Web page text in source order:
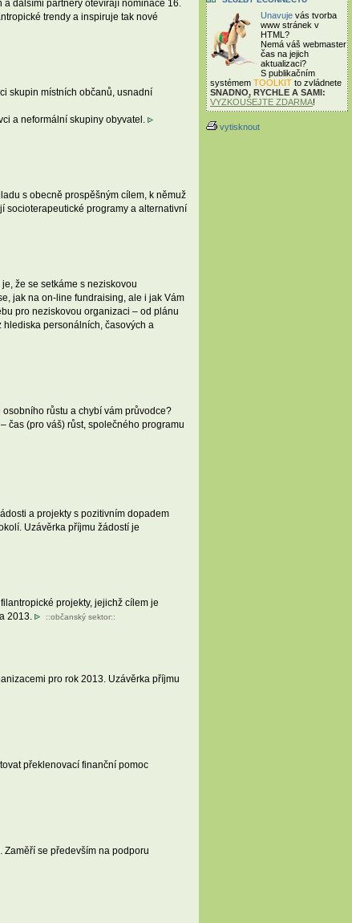
a dalšími partnery otevírají nominace 16.
trendy a inspiruje tak nové
skupin místních občanů, usnadní
a neformální skupiny obyvatel.
s obecně prospěšným cílem, k němuž
socioterapeutické programy a alternativní
že se setkáme s neziskovou
jak na on-line fundraising, ale i jak Vám
pro neziskovou organizaci – od plánu
hlediska personálních, časových a
růstu a chybí vám průvodce?
čas (pro váš) růst, společného programu
a projekty s pozitivním dopadem
Uzávěrka příjmu žádostí je
projekty, jejichž cílem je
2013.
::občanský sektor::
pro rok 2013. Uzávěrka příjmu
překlenovací finanční pomoc
Zaměří se především na podporu
Unavuje vás tvorba
www stránek v
HTML?
Nemá váš webmaster
čas na jejich
aktualizaci?
S publikačním
systémem TOOLKIT to zvládnete
SNADNO, RYCHLE A SAMI:
VYZKOUŠEJTE ZDARMA!
vytisknout